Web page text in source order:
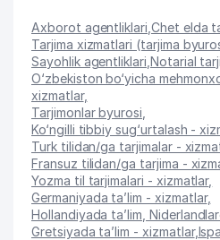
Axborot agentliklari Chet elda
Tarjima xizmatlari (tarjima
Sayohlik agentliklari Notarial
O‘zbekiston bo‘yicha
xizmatlar,
Tarjimonlar byurosi
Ko‘ngilli tibbiy sug‘urtalash -
Turk tilidan/ga tarjimalar -
Fransuz tilidan/ga tarjima -
Yozma til tarjimalari - xizmatlar,
Germaniyada ta’lim - xizmatlar,
Hollandiyada ta’lim,
Gretsiyada ta’lim - xizmatlar,